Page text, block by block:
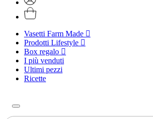
Vasetti Farm Made
Prodotti Lifestyle
Box regalo
I più venduti
Ultimi pezzi
Ricette